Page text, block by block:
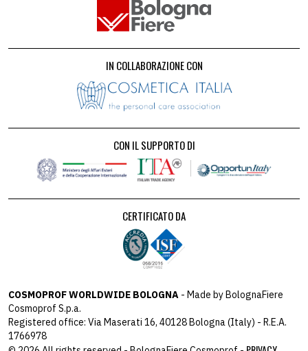
IN COLLABORAZIONE CON
CON IL SUPPORTO DI
CERTIFICATO DA
COSMOPROF WORLDWIDE BOLOGNA - Made by BolognaFiere
Cosmoprof S.p.a.
Registered office: Via Maserati 16, 40128 Bologna (Italy) - R.E.A.
1766978